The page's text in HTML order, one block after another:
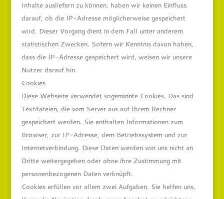
Inhalte ausliefern zu können, haben wir keinen Einfluss
darauf, ob die IP-Adresse möglicherweise gespeichert
wird. Dieser Vorgang dient in dem Fall unter anderem
statistischen Zwecken. Sofern wir Kenntnis davon haben,
dass die IP-Adresse gespeichert wird, weisen wir unsere
Nutzer darauf hin.
Cookies
Diese Webseite verwendet sogenannte Cookies. Das sind
Textdateien, die vom Server aus auf Ihrem Rechner
gespeichert werden. Sie enthalten Informationen zum
Browser, zur IP-Adresse, dem Betriebssystem und zur
Internetverbindung. Diese Daten werden von uns nicht an
Dritte weitergegeben oder ohne ihre Zustimmung mit
personenbezogenen Daten verknüpft.
Cookies erfüllen vor allem zwei Aufgaben. Sie helfen uns,